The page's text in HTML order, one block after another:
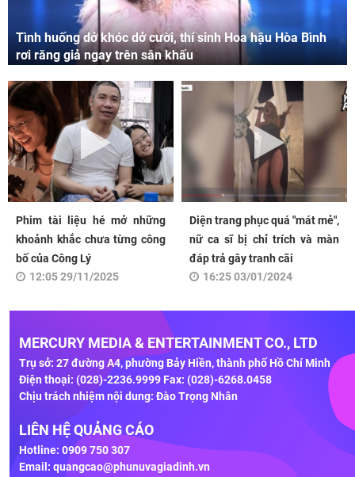
Tình huống dở khóc dở cười, thí sinh Hoa hậu Hòa Bình
rơi răng giả ngay trên sân khấu
Phim tài liệu hé mở những
khoảnh khắc chưa từng công
bố của Công Lý
12:05 29/11/2025
Diện trang phục quá "mát mẻ",
nữ ca sĩ bị chỉ trích và màn
đáp trả gây tranh cãi
16:25 03/01/2024
MERCURY MEDIA & ENTERTAINMENT CO., LTD
Trụ sở: 27 đường A4, phường Bảy Hiền, thành phố Hồ Chí Minh
Điện thoại: (028)-2236.9999 Fax: (028)-6268.0458
Chịu trách nhiệm nội dung: Đào Trọng Nhân
LIÊN HỆ QUẢNG CÁO
Hotline: 0909 750 307
Email: quangcao@phunuvagiadinh.vn